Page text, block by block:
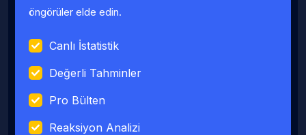
öngörüler elde edin.
Canlı İstatistik
Değerli Tahminler
Pro Bülten
Reaksiyon Analizi